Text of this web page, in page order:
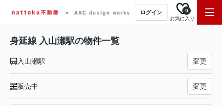
ログイン
お気に入り
0
身延線 入山瀬駅の物件一覧
入山瀬駅 変更
販売中 変更